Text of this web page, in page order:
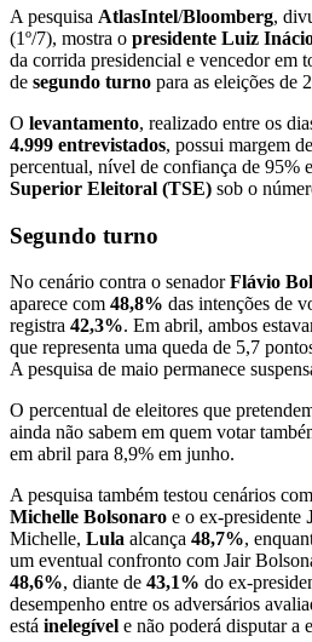
A pesquisa AtlasIntel/Bloomberg,
(1º/7), mostra o presidente Luiz
da corrida presidencial e vencedor em
de segundo turno para as eleições de
O levantamento, realizado entre os
4.999 entrevistados, possui margem
percentual, nível de confiança de 95%
Superior Eleitoral (TSE) sob o
Segundo turno
No cenário contra o senadorFlávio
aparece com 48,8% das intenções de
registra 42,3%. Em abril, ambos
que representa uma queda de 5,7
A pesquisa de maio permanece
O percentual de eleitores que
ainda não sabem em quem votar
em abril para 8,9% em junho.
A pesquisa também testou cenários
Michelle Bolsonaro e o ex-presidente
Michelle, Lula alcança 48,7%,
um eventual confronto com Jair
48,6%, diante de 43,1% do ex-
desempenho entre os adversários
está inelegível e não poderá disputar a